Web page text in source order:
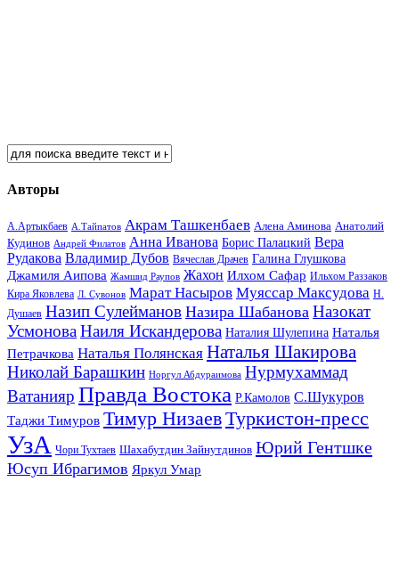
Авторы
А.Артыкбаев А.Тайпатов Акрам Ташкенбаев Алена Аминова Анатолий
Кудинов Андрей Филатов Анна Иванова Борис Палацкий Вера
Рудакова Владимир Дубов Вячеслав Драчев Галина Глушкова
Джамиля Аипова Жамшид Раупов Жахон Илхом Сафар Ильхом Раззаков
Кира Яковлева Л. Сувонов Марат Насыров Муяссар Максудова Н.
Душаев Назип Сулейманов Назира Шабанова Назокат
УсмоноваНаиля Искандерова Наталия Шулепина Наталья
Петрачкова Наталья Полянская Наталья Шакирова
Николай Барашкин Норгул Абдураимова Нурмухаммад
Ватанияр Правда Востока Р.Камолов С.Шукуров
Таджи Тимуров Тимур НизаевТуркистон-пресс
УзА Чори Тухтаев Шахабутдин Зайнутдинов Юрий Гентшке
Юсуп Ибрагимов Яркул Умар